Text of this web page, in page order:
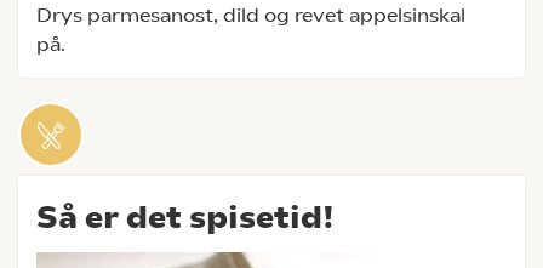
Drys parmesanost, dild og revet appelsinskal
på.
Så er det spisetid!